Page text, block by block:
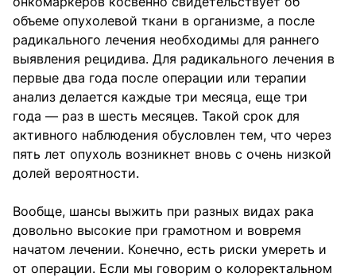
объеме опухолевой ткани в организме, а после
радикального лечения необходимы для раннего
выявления рецидива. Для радикального лечения в
первые два года после операции или терапии
анализ делается каждые три месяца, еще три
года — раз в шесть месяцев. Такой срок для
активного наблюдения обусловлен тем, что через
пять лет опухоль возникнет вновь с очень низкой
долей вероятности.
Вообще, шансы выжить при разных видах рака
довольно высокие при грамотном и вовремя
начатом лечении. Конечно, есть риски умереть и
от операции. Если мы говорим о колоректальном